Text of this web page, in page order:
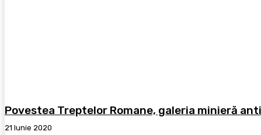
Povestea Treptelor Romane, galeria minieră
21 Iunie 2020